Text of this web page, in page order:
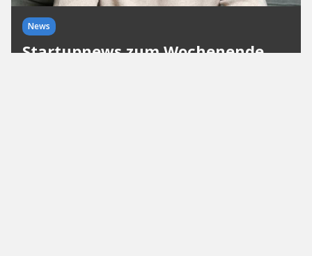
News
Startupnews zum Wochenende